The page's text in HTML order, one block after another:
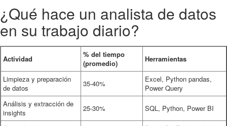
¿Qué hace un analista de datos
en su trabajo diario?
Actividad
% del tiempo
(promedio)
Herramientas
Limpieza y preparación
de datos
35-40%
Excel, Python pandas,
Power Query
Análisis y extracción de
insights
25-30% SQL, Python, Power BI